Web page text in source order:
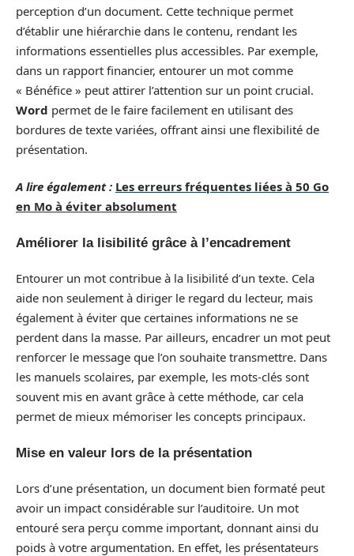
perception d’un document. Cette technique permet
d’établir une hiérarchie dans le contenu, rendant les
informations essentielles plus accessibles. Par exemple,
dans un rapport financier, entourer un mot comme
« Bénéfice » peut attirer l’attention sur un point crucial.
Word permet de le faire facilement en utilisant des
bordures de texte variées, offrant ainsi une flexibilité de
présentation.
A lire également : Les erreurs fréquentes liées à 50 Go
en Mo à éviter absolument
Améliorer la lisibilité grâce à l’encadrement
Entourer un mot contribue à la lisibilité d’un texte. Cela
aide non seulement à diriger le regard du lecteur, mais
également à éviter que certaines informations ne se
perdent dans la masse. Par ailleurs, encadrer un mot peut
renforcer le message que l’on souhaite transmettre. Dans
les manuels scolaires, par exemple, les mots-clés sont
souvent mis en avant grâce à cette méthode, car cela
permet de mieux mémoriser les concepts principaux.
Mise en valeur lors de la présentation
Lors d’une présentation, un document bien formaté peut
avoir un impact considérable sur l’auditoire. Un mot
entouré sera perçu comme important, donnant ainsi du
poids à votre argumentation. En effet, les présentateurs